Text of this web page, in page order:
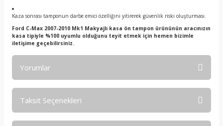
Kaza sonrası tamponun darbe emici özelliğini yitirerek güvenlik riski oluşturması.
Ford C-Max 2007-2010 Mk1 Makyajlı kasa ön tampon ürününün aracınızın
kasa tipiyle %100 uyumlu olduğunu teyit etmek için hemen bizimle
iletişime geçebilirsiniz.
Yorumlar
Taksit Seçenekleri